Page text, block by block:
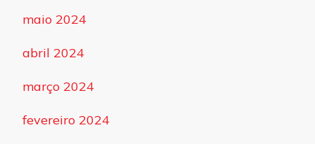
maio 2024
abril 2024
março 2024
fevereiro 2024